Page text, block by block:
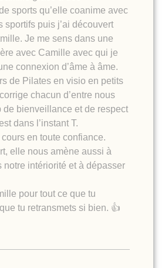
sports qu’elle coanime avec
sportifs puis j’ai découvert
Je me sens dans une
avec Camille avec qui je
connexion d’âme à âme.
de Pilates en visio en petits
chacun d’entre nous
de bienveillance et de respect
dans l’instant T.
en toute confiance.
elle nous amène aussi à
notre intériorité et à dépasser
pour tout ce que tu
tu retransmets si bien. 👍